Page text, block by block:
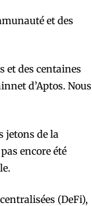
et des
et des centaines
d’Aptos. Nous
jetons de la
encore été
(DeFi),